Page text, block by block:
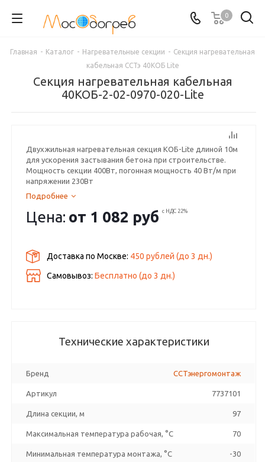
0
Главная - Каталог - Нагревательные секции - Секция нагревательная
кабельная ССТэ 40КОБ Lite
Секция нагревательная кабельная
40КОБ-2-02-0970-020-Lite
Двухжильная нагревательная секция КОБ-Lite длиной 10м
для ускорения застывания бетона при строительстве.
Мощность секции 400Вт, погонная мощность 40 Вт/м при
напряжении 230Вт
Подробнее
Цена: от 1 082 руб с НДС 22%
Доставка по Москве: 450 рублей (до3 дн.)
Самовывоз:Бесплатно (до3 дн.)
Технические характеристики
Бренд ССТэнергомонтаж
Артикул 7737101
Длина секции, м 97
Максимальная температура рабочая, °C 70
Минимальная температура монтажа, °C -30